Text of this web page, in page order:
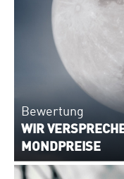
Bewertung
WIR
MONDPREISE